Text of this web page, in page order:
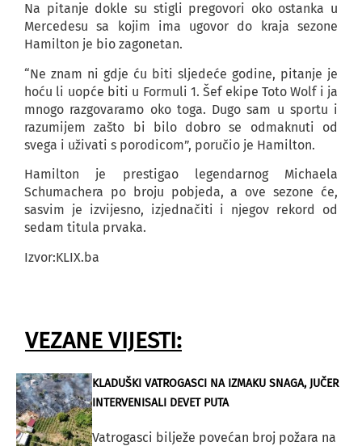
Na pitanje dokle su stigli pregovori oko ostanka u
Mercedesu sa kojim ima ugovor do kraja sezone
Hamilton je bio zagonetan.
“Ne znam ni gdje ću biti sljedeće godine, pitanje je
hoću li uopće biti u Formuli 1. Šef ekipe Toto Wolf i ja
mnogo razgovaramo oko toga. Dugo sam u sportu i
razumijem zašto bi bilo dobro se odmaknuti od
svega i uživati s porodicom”, poručio je Hamilton.
Hamilton je prestigao legendarnog Michaela
Schumachera po broju pobjeda, a ove sezone će,
sasvim je izvijesno, izjednačiti i njegov rekord od
sedam titula prvaka.
Izvor:KLIX.ba
VEZANE VIJESTI:
KLADUŠKI VATROGASCI NA IZMAKU SNAGA, JUČER
INTERVENISALI DEVET PUTA
Vatrogasci bilježe povećan broj požara na